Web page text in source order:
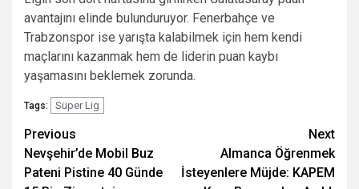
avantajını elinde bulunduruyor. Fenerbahçe ve
Trabzonspor ise yarışta kalabilmek için hem kendi
maçlarını kazanmak hem de liderin puan kaybı
yaşamasını beklemek zorunda.
Tags: Süper Lig
Post
navigation
Previous
Nevşehir’de Mobil Buz
Pateni Pistine 40 Günde
Next
Almanca Öğrenmek
İsteyenlere Müjde: KAPEM